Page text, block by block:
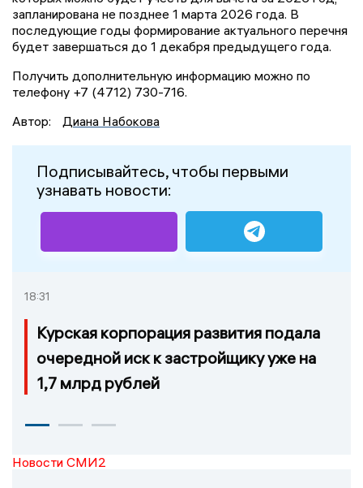
запланирована не позднее 1 марта 2026 года. В
последующие годы формирование актуального перечня
будет завершаться до 1 декабря предыдущего года.
Получить дополнительную информацию можно по
телефону +7 (4712) 730-716.
Автор:
Диана Набокова
Подписывайтесь, чтобы первыми
узнавать новости:
18:31
Курская корпорация развития подала
очередной иск к застройщику уже на
1,7 млрд рублей
Новости СМИ2